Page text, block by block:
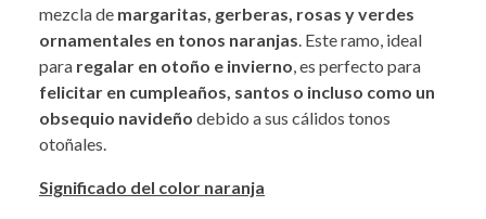
mezcla de margaritas, gerberas, rosas y verdes
ornamentales en tonos naranjas. Este ramo, ideal
para regalar en otoño e invierno, es perfecto para
felicitar en cumpleaños, santos o incluso como un
obsequio navideño debido a sus cálidos tonos
otoñales.
Significado del color naranja